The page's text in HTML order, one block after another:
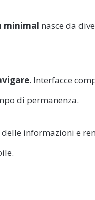
minimal nasce da
. Interfacce
di permanenza.
informazioni e